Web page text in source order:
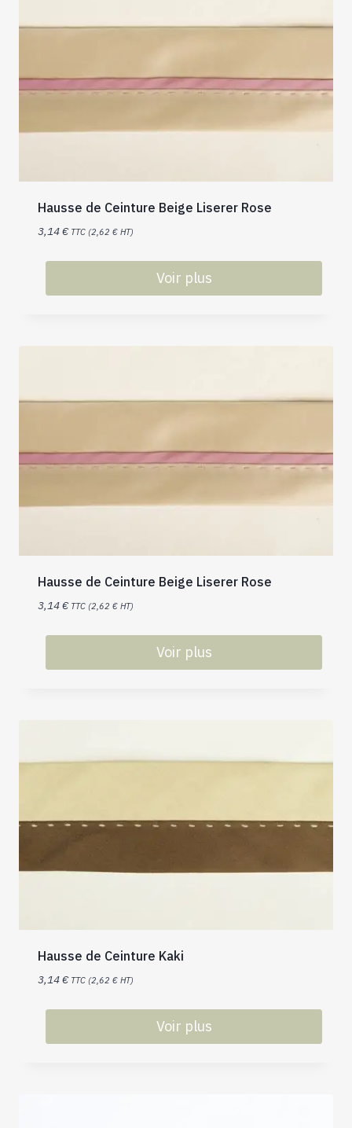
Hausse de Ceinture Beige Liserer Rose
3,14€ TTC (2,62 € HT)
Voir plus
Hausse de Ceinture Beige Liserer Rose
3,14€ TTC (2,62 € HT)
Voir plus
Hausse de Ceinture Kaki
3,14€ TTC (2,62 € HT)
Voir plus